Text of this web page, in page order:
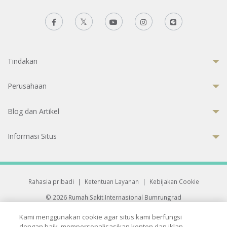
Tindakan
Perusahaan
Blog dan Artikel
Informasi Situs
Rahasia pribadi | Ketentuan Layanan |
Kebijakan Cookie
© 2026 Rumah Sakit Internasional Bumrungrad
33 Sukhumvit 3, Wattana, Bangkok 10110 Thailand.
Kami menggunakan cookie agar situs kami berfungsi